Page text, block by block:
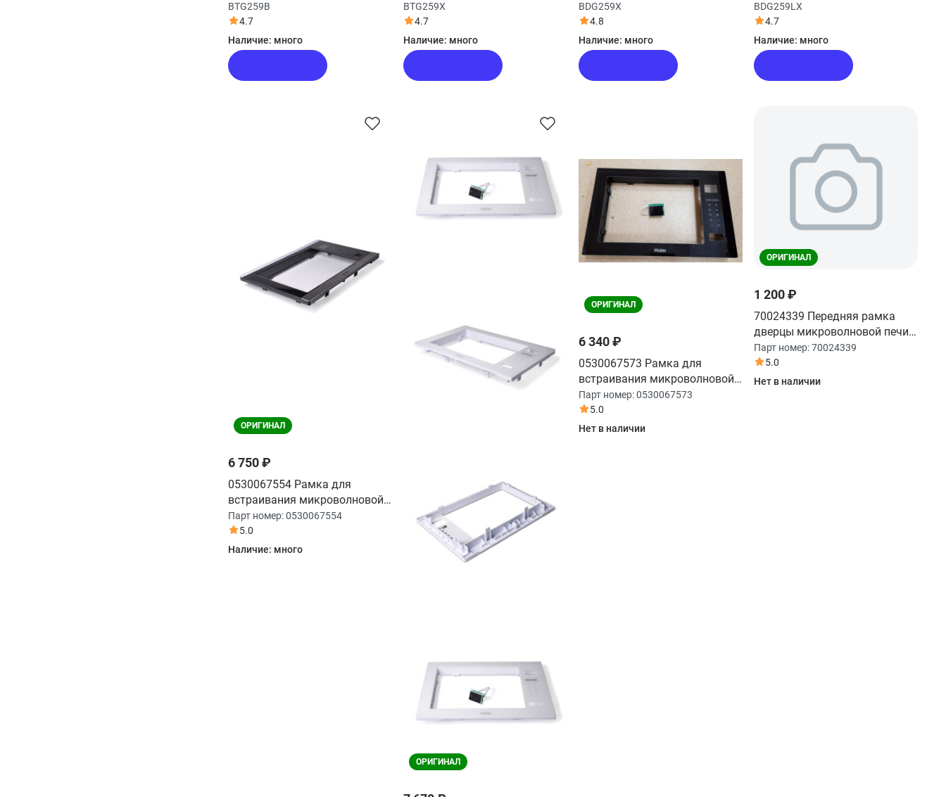
HMX-BTG259B
BTG259B
4.7
Наличие: много
HMX-BTG259X
BTG259X
4.7
Наличие: много
HMX-BDG259X
BDG259X
4.8
Наличие: много
HMX-BDG259LX
BDG259LX
4.7
Наличие: много
ОРИГИНАЛ
6 750 ₽
0530067554 Рамка для
встраивания микроволновой
печи Haier
Парт номер:0530067554
5.0
Наличие: много
ОРИГИНАЛ
ОРИГИНАЛ
6 340 ₽
0530067573 Рамка для
встраивания микроволновой
печи Haier
Парт номер:0530067573
5.0
Нет в наличии
ОРИГИНАЛ
1 200 ₽
70024339 Передняя рамка
дверцы микроволновой печи
Candy
Парт номер:70024339
5.0
Нет в наличии